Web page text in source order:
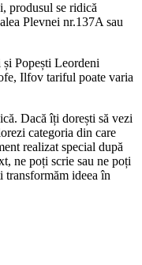
produsul se ridică
Plevnei nr.137A sau
Popești Leordeni
Ilfov tariful poate varia
Dacă îți dorești să vezi
categoria din care
realizat special după
ne poți scrie sau ne poți
ideea în